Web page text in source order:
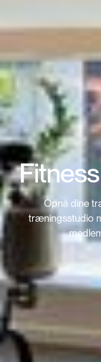
Opnå dine
træningsstudio